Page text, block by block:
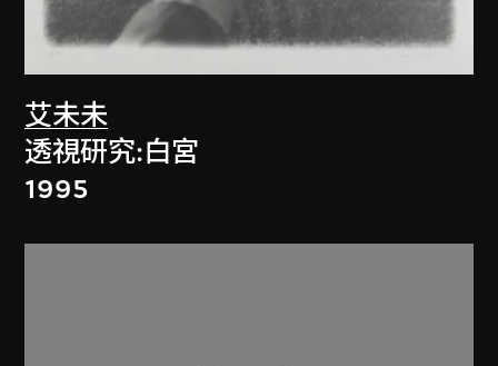
艾未未
透視研究:白宮
1995